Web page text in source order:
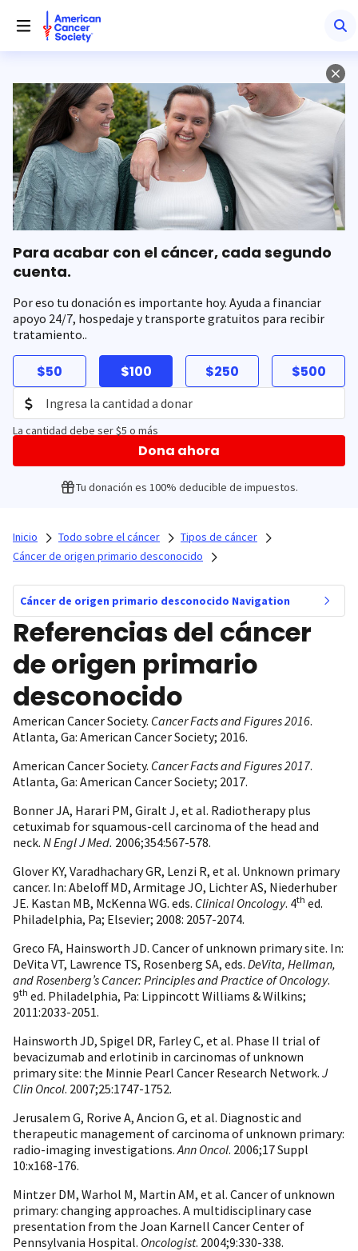
hacia
contenido
Para acabar con el cáncer, cada segundo
cuenta.
Por eso tu donación es importante hoy. Ayuda a financiar
apoyo 24/7, hospedaje y transporte gratuitos para recibir
tratamiento..
$50 $100 $250 $500
La cantidad debe ser $5 o más
Dona ahora
Tu donación es 100% deducible de impuestos.
Inicio Todo sobre el cáncer
Tipos de cáncer
Cáncer de origen primario desconocido
Cáncer de origen primario desconocido Navigation
Referencias del cáncer
de origen primario
desconocido
American Cancer Society. Cancer Facts and Figures 2016.
Atlanta, Ga: American Cancer Society; 2016.
American Cancer Society. Cancer Facts and Figures 2017.
Atlanta, Ga: American Cancer Society; 2017.
Bonner JA, Harari PM, Giralt J, et al. Radiotherapy plus
cetuximab for squamous-cell carcinoma of the head and
neck. N Engl J Med. 2006;354:567-578.
Glover KY, Varadhachary GR, Lenzi R, et al. Unknown primary
cancer. In: Abeloff MD, Armitage JO, Lichter AS, Niederhuber
JE. Kastan MB, McKenna WG. eds. Clinical Oncology. 4th ed.
Philadelphia, Pa; Elsevier; 2008: 2057-2074.
Greco FA, Hainsworth JD. Cancer of unknown primary site. In:
DeVita VT, Lawrence TS, Rosenberg SA, eds. DeVita, Hellman,
and Rosenberg’s Cancer: Principles and Practice of Oncology.
9th ed. Philadelphia, Pa: Lippincott Williams & Wilkins;
2011:2033-2051.
Hainsworth JD, Spigel DR, Farley C, et al. Phase II trial of
bevacizumab and erlotinib in carcinomas of unknown
primary site: the Minnie Pearl Cancer Research Network. J
Clin Oncol. 2007;25:1747-1752.
Jerusalem G, Rorive A, Ancion G, et al. Diagnostic and
therapeutic management of carcinoma of unknown primary:
radio-imaging investigations.Ann Oncol. 2006;17 Suppl
10:x168-176.
Mintzer DM, Warhol M, Martin AM, et al. Cancer of unknown
primary: changing approaches. A multidisciplinary case
presentation from the Joan Karnell Cancer Center of
Pennsylvania Hospital. Oncologist. 2004;9:330-338.